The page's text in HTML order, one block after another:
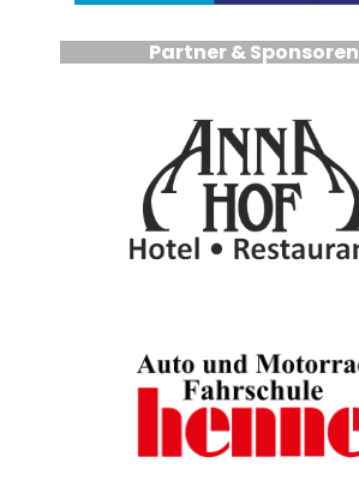
Partner & Sponsoren